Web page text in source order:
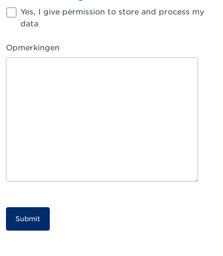
Yes, I give permission to store and process my
data
Opmerkingen